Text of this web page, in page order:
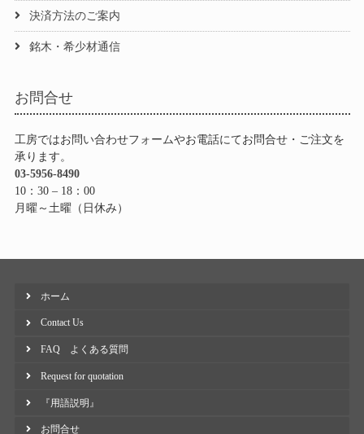
決済方法のご案内
銘木・希少材通信
お問合せ
工房ではお問い合わせフォームやお電話にてお問合せ・ご注文を
承ります。
03-5956-8490
10：30 – 18：00
月曜～土曜（日休み）
ホーム
Contact Us
FAQ よくある質問
Request for quotation
『用語説明』
お問合せ